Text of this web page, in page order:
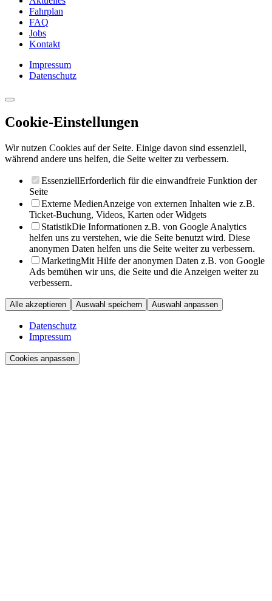
Fahrplan
FAQ
Jobs
Kontakt
Impressum
Datenschutz
Cookie-Einstellungen
Wir nutzen Cookies auf der Seite. Einige davon sind essenziell,
während andere uns helfen, die Seite weiter zu verbessern.
EssenziellErforderlich für die einwandfreie Funktion der
Seite
Externe MedienAnzeige von externen Inhalten wie z.B.
Ticket-Buchung, Videos, Karten oder Widgets
StatistikDie Informationen z.B. von Google Analytics
helfen uns zu verstehen, wie die Seite benutzt wird. Diese
anonymen Daten helfen uns die Seite weiter zu verbessern.
MarketingMit Hilfe der anonymen Daten z.B. von Google
Ads bemühen wir uns, die Seite und die Anzeigen weiter zu
verbessern.
Alle akzeptieren Auswahl speichern Auswahl anpassen
Datenschutz
Impressum
Cookies anpassen